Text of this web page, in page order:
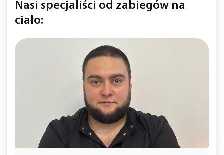
Nasi specjaliści od zabiegów na
ciało: